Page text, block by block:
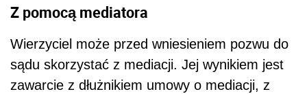
Z pomocą mediatora
Wierzyciel może przed wniesieniem pozwu do
sądu skorzystać z mediacji. Jej wynikiem jest
zawarcie z dłużnikiem umowy o mediacji, z